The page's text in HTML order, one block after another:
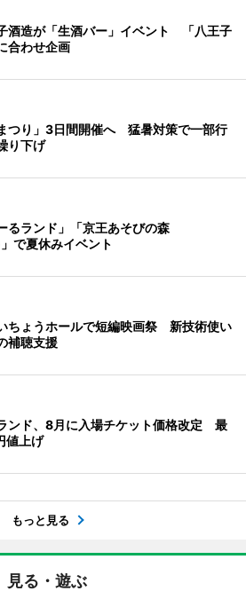
酒造が「生酒バー」イベント 「八王子
合わせ企画
つり」3日間開催へ 猛暑対策で一部行
り下げ
るランド」「京王あそびの森
で夏休みイベント
ちょうホールで短編映画祭 新技術使い
補聴支援
ンド、8月に入場チケット価格改定 最
値上げ
もっと見る
見る・遊ぶ